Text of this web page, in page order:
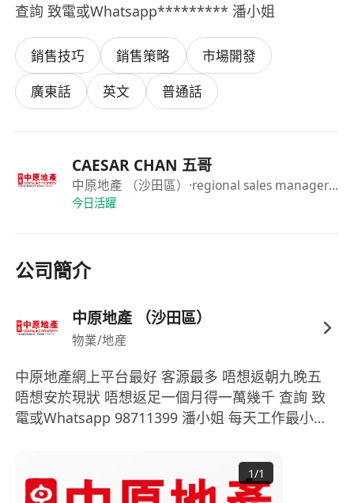
查詢 致電或Whatsapp********* 潘小姐
銷售技巧 銷售策略
市場開發
廣東話
英文 普通話
CAESAR CHAN 五哥
中原地產 （沙田區） ·regional sales manager—
今日活躍
公司簡介
中原地產 （沙田區）
物業/地産
中原地產網上平台最好 客源最多 唔想返朝九晚五
唔想安於現狀 唔想返足一個月得一萬幾千 查詢 致
電或Whatsapp 98711399 潘小姐 每天工作最小可
作 唔洗經驗 中五學歷 有公司車可用 沙田市中心龍
頭巨舖 walkin客源源不絕 沙田區 大型屋苑成交多
1/1